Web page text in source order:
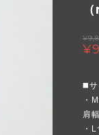
◼️サ
・
肩
・